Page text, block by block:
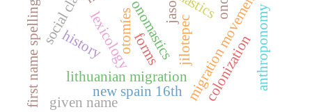
lexicologyonomastics
lithuanian migration
jaso migration movements
new spain 16th
social class
first name spelling anthroponomy
history jilotepec
otomíes
colonization
given name
forms